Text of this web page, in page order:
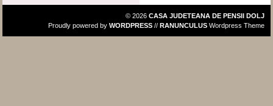
© 2026 CASA JUDETEANA DE PENSII DOLJ
Proudly powered by WORDPRESS // RANUNCULUS Wordpress Theme